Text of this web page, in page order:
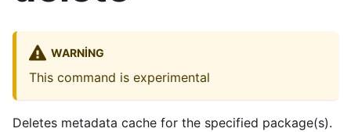
WARNING
This command is experimental
Deletes metadata cache for the specified package(s).